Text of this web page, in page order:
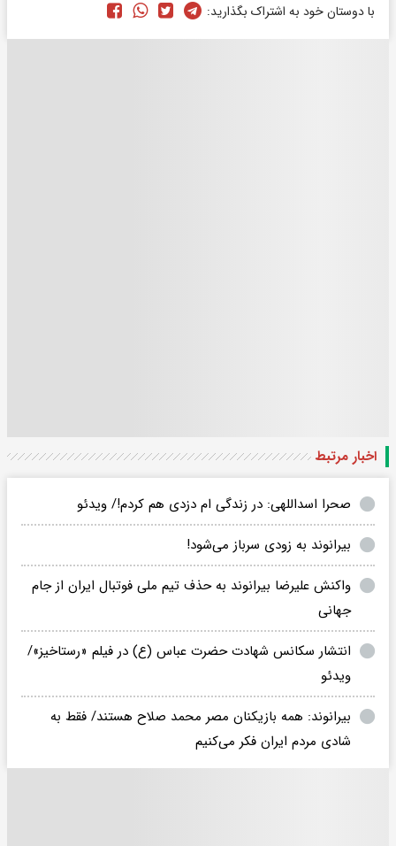
با دوستان خود به اشتراک بگذارید:
اخبار مرتبط
صحرا اسداللهی: در زندگی ام دزدی هم کردم!/ ویدئو
بیرانوند به زودی سرباز می‌شود!
واکنش علیرضا بیرانوند به حذف تیم ملی فوتبال ایران از جام
جهانی
انتشار سکانس شهادت حضرت عباس (ع) در فیلم «رستاخیز»/
ویدئو
بیرانوند: همه بازیکنان مصر محمد صلاح هستند/ فقط به
شادی مردم ایران فکر می‌کنیم